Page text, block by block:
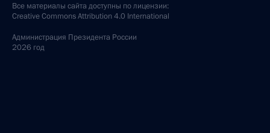
Все материалы сайта доступны по лицензии:
Creative Commons Attribution 4.0 International
Администрация Президента России
2026 год